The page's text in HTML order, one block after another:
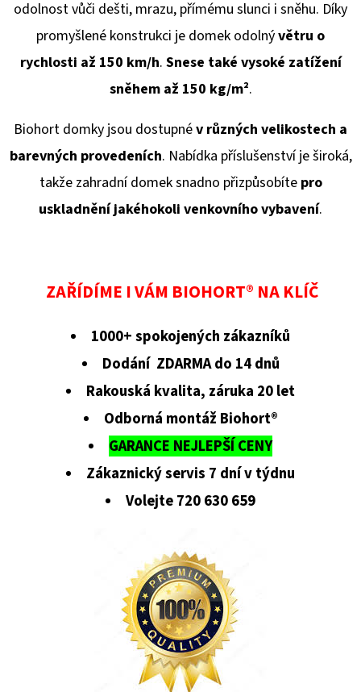
odolnost vůči dešti, mrazu, přímému slunci i sněhu. Díky
promyšlené konstrukci je domek odolnývětru o
rychlosti až 150 km/h. Snese také vysoké zatížení
sněhem až 150 kg/m².
Biohort domky jsou dostupnév různých velikostech a
barevných provedeních. Nabídka příslušenství je široká,
takže zahradní domek snadno přizpůsobíte pro
uskladnění jakéhokoli venkovního vybavení.
ZAŘÍDÍME I VÁM BIOHORT® NA KLÍČ
1000+ spokojených zákazníků
Dodání ZDARMA do 14 dnů
Rakouská kvalita, záruka 20 let
Odborná montáž Biohort®
GARANCE NEJLEPŠÍ CENY
Zákaznický servis 7 dní v týdnu
Volejte 720 630 659